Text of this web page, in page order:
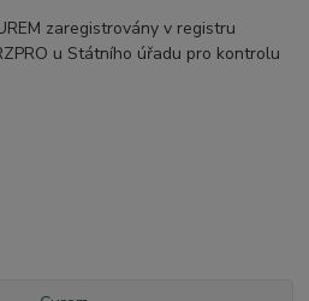
zaregistrovány v registru
u Státního úřadu pro kontrolu